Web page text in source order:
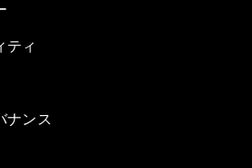
ティ
ナンス